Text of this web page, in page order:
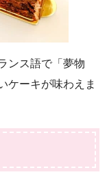
ンス語で「夢物
ケーキが味わえま